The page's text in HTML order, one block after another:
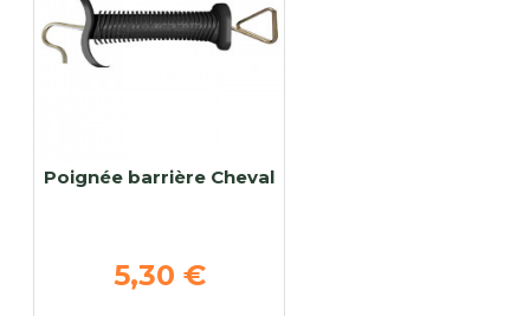
Poignée barrière Cheval
5,30 €